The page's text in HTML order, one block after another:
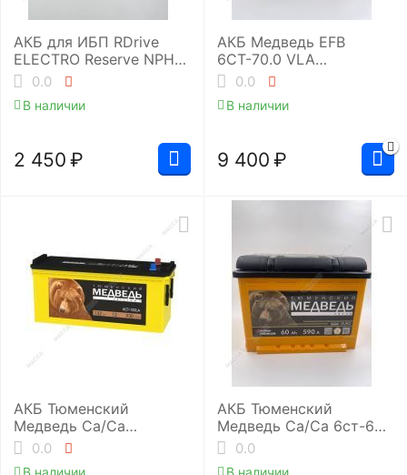
АКБ для ИБП RDrive
ELECTRO Reserve NPH5-
12 (FR) (RBC43)
0.0
В наличии
2 450 ₽
АКБ Медведь EFB
6СТ-70.0 VLA
(LB3/700EN)
0.0
В наличии
9 400 ₽
АКБ Тюменский
Медведь Ca/Ca
6ст-132-4 (A/980EN)
0.0
АКБ Тюменский
Медведь Ca/Ca 6ст-60.1
(L2/590EN)
0.0